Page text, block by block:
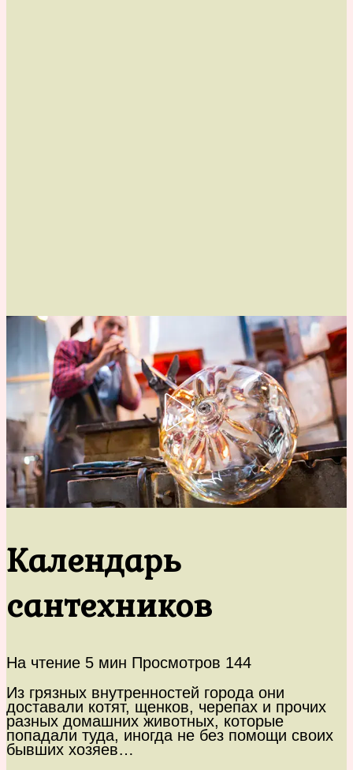
Календарь
сантехников
На чтение 5 мин Просмотров 144
Из грязных внутренностей города они
доставали котят, щенков, черепах и прочих
разных домашних животных, которые
попадали туда, иногда не без помощи своих
бывших хозяев…